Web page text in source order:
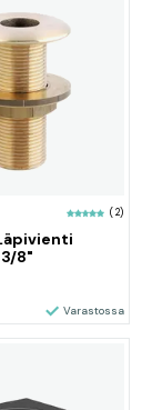
(2)
8"
Varastossa